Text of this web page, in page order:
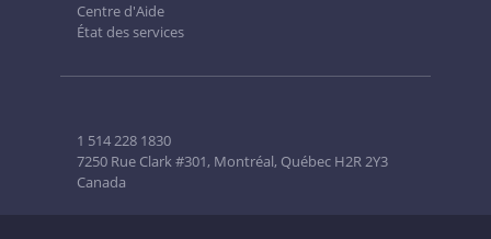
Centre d'Aide
État des services
1 514 228 1830
7250 Rue Clark #301, Montréal, Québec H2R 2Y3
Canada